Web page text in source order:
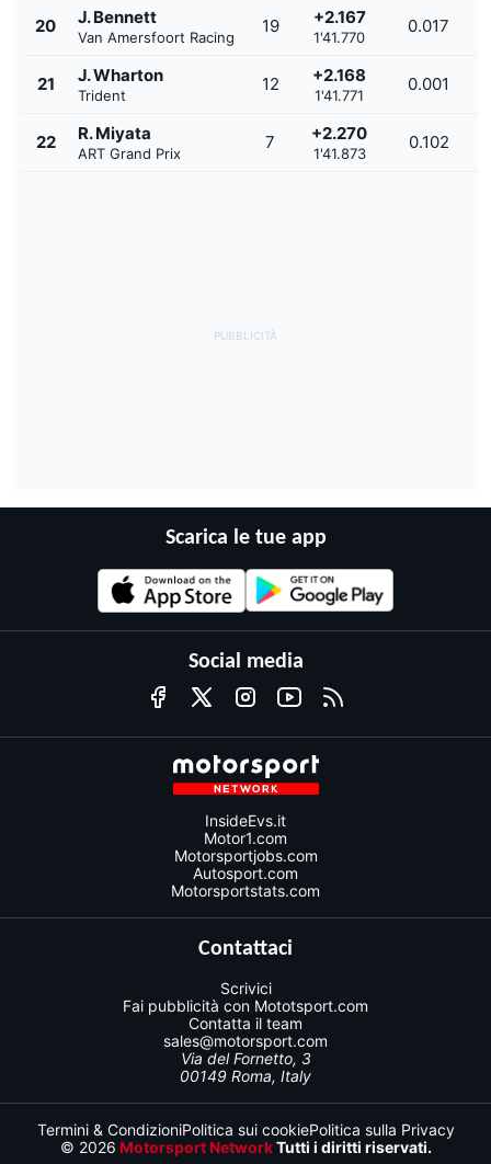
20 J. Bennett
Van Amersfoort Racing
19 +2.167
1'41.770
0.017
21 J. Wharton
Trident
12 +2.168
1'41.771
0.001
22 R. Miyata
ART Grand Prix
7 +2.270
1'41.873
0.102
Scarica le tue app
Social media
InsideEvs.it
Motor1.com
Motorsportjobs.com
Autosport.com
Motorsportstats.com
Contattaci
Scrivici
Fai pubblicità con Mototsport.com
Contatta il team
sales@motorsport.com
Via del Fornetto, 3
00149 Roma, Italy
© 2026 Motorsport Network Tutti i diritti riservati.
Termini & CondizioniPolitica sui cookiePolitica sulla Privacy